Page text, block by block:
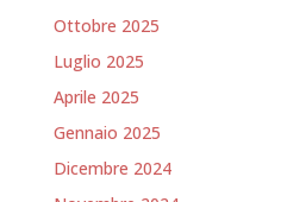
Ottobre 2025
Luglio 2025
Aprile 2025
Gennaio 2025
Dicembre 2024